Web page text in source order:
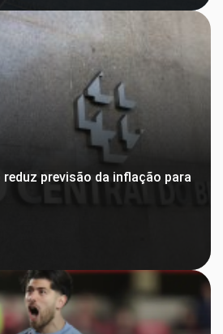
previsão da inflação para